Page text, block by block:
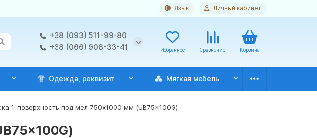
Язык Личный кабинет
+38 (093) 511-99-80
+38 (066) 908-33-41
Избранное Сравнение Корзина
Одежда, реквизит Мягкая мебель
1-поверхность под мел 750х1000 мм (UB75x100G)